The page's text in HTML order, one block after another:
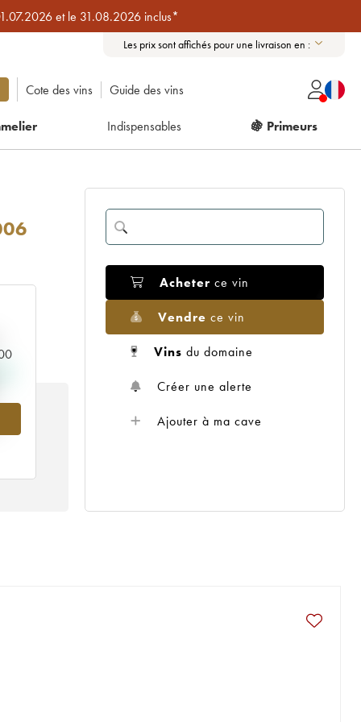
et le 31.08.2026 inclus*
Les prix sont affichés pour une livraison en :
Cote des vins Guide des vins
Indispensables 🍇 Primeurs
Acheter ce vin
Vendre ce vin
Vins du domaine
Créer une alerte
Ajouter à ma cave